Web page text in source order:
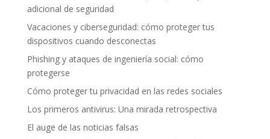
adicional de seguridad
Vacaciones y ciberseguridad: cómo proteger tus
dispositivos cuando desconectas
Phishing y ataques de ingeniería social: cómo
protegerse
Cómo proteger tu privacidad en las redes sociales
Los primeros antivirus: Una mirada retrospectiva
El auge de las noticias falsas